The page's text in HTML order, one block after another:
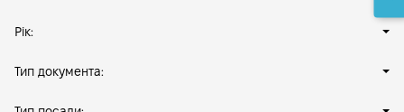
Рік:
Тип документа: